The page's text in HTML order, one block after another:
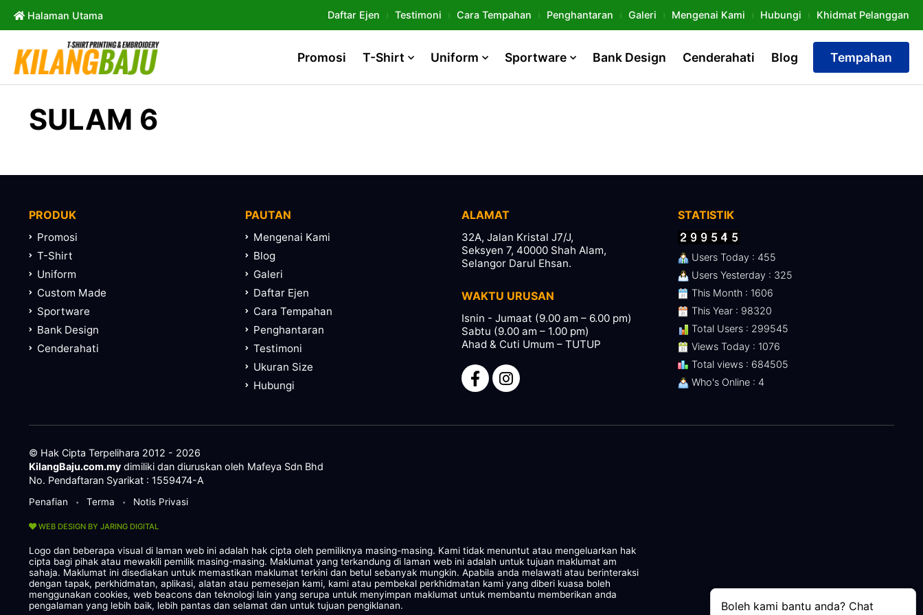
Halaman Utama Daftar Ejen Testimoni Cara Tempahan Penghantaran Galeri Mengenai Kami Hubungi Khidmat Pelanggan
Promosi T-Shirt Uniform Sportware Bank Design Cenderahati Blog Tempahan
SULAM 6
PRODUK
Promosi
T-Shirt
Uniform
Custom Made
Sportware
Bank Design
Cenderahati
PAUTAN
Mengenai Kami
Blog
Galeri
Daftar Ejen
Cara Tempahan
Penghantaran
Testimoni
Ukuran Size
Hubungi
ALAMAT
32A, Jalan Kristal J7/J,
Seksyen 7, 40000 Shah Alam,
Selangor Darul Ehsan.
WAKTU URUSAN
Isnin - Jumaat (9.00 am – 6.00 pm)
Sabtu (9.00 am – 1.00 pm)
Ahad & Cuti Umum – TUTUP
STATISTIK
Users Today : 455
Users Yesterday : 325
This Month : 1606
This Year : 98320
Total Users : 299545
Views Today : 1076
Total views : 684505
Who's Online : 4
© Hak Cipta Terpelihara 2012 - 2026
KilangBaju.com.my dimiliki dan diuruskan oleh Mafeya Sdn Bhd
No. Pendaftaran Syarikat : 1559474-A
Penafian • Terma • Notis Privasi
WEB DESIGN BY JARING DIGITAL
Logo dan beberapa visual di laman web ini adalah hak cipta oleh pemiliknya masing-masing. Kami tidak menuntut atau mengeluarkan hak
cipta bagi pihak atau mewakili pemilik masing-masing. Maklumat yang terkandung di laman web ini adalah untuk tujuan maklumat am
sahaja. Maklumat ini disediakan untuk memastikan maklumat terkini dan betul sebanyak mungkin. Apabila anda melawati atau berinteraksi
dengan tapak, perkhidmatan, aplikasi, alatan atau pemesejan kami, kami atau pembekal perkhidmatan kami yang diberi kuasa boleh
menggunakan cookies, web beacons dan teknologi lain yang serupa untuk menyimpan maklumat untuk membantu memberikan anda
pengalaman yang lebih baik, lebih pantas dan selamat dan untuk tujuan pengiklanan.
Boleh kami bantu anda? Chat